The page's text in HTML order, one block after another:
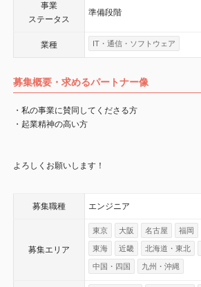
事業
ステータス
準備段階
業種 IT・通信・ソフトウェア
募集概要・求めるパートナー像
・私の事業に賛同してくださる方
・起業精神の高い方
よろしくお願いします！
募集職種 エンジニア
募集エリア
東京 大阪 名古屋 福岡
東海 近畿 北海道・東北
中国・四国 九州・沖縄